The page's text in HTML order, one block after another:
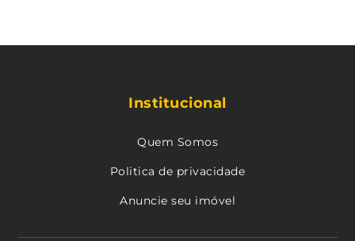
Institucional
Quem Somos
Politica de privacidade
Anuncie seu imóvel